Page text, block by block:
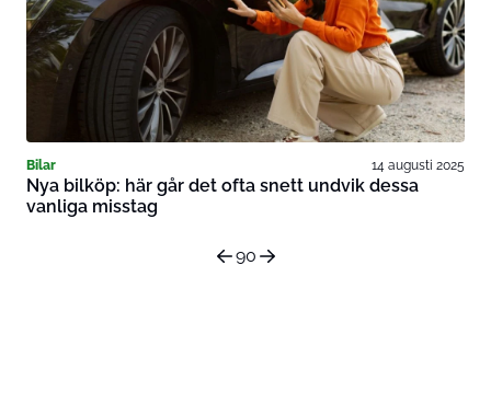
Bilar 14 augusti 2025
Nya bilköp: här går det ofta snett undvik dessa
vanliga misstag
90